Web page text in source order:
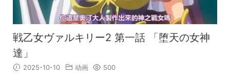
戦乙女ヴァルキリー2 第一話 「堕天の女神
達」
2025-10-10 动画 500